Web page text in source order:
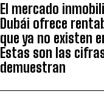
El mercado
Dubái ofrece
que ya no existen
Estas son las
demuestran